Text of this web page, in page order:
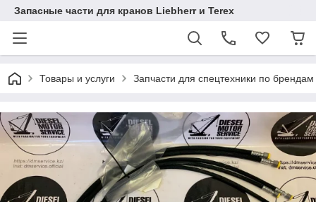
Запасные части для кранов Liebherr и Terex
Товары и услуги Запчасти для спецтехники по брендам